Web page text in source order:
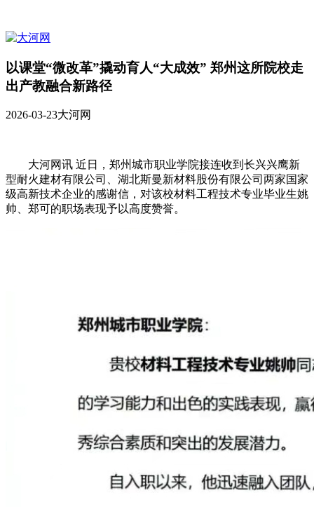
以课堂“微改革”撬动育人“大成效” 郑州这所院校走
出产教融合新路径
2026-03-23大河网
大河网讯 近日，郑州城市职业学院接连收到长兴兴鹰新
型耐火建材有限公司、湖北斯曼新材料股份有限公司两家国家
级高新技术企业的感谢信，对该校材料工程技术专业毕业生姚
帅、郑可的职场表现予以高度赞誉。